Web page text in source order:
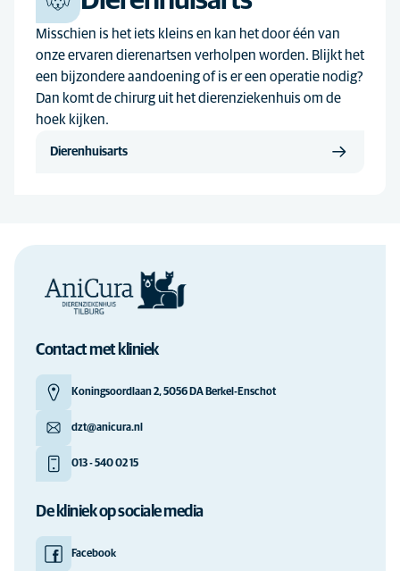
Misschien is het iets kleins en kan het door één van
onze ervaren dierenartsen verholpen worden. Blijkt het
een bijzondere aandoening of is er een operatie nodig?
Dan komt de chirurg uit het dierenziekenhuis om de
hoek kijken.
Dierenhuisarts
Contact met kliniek
Koningsoordlaan 2, 5056 DA Berkel-Enschot
dzt@anicura.nl
013 - 540 02 15
De kliniek op sociale media
Facebook